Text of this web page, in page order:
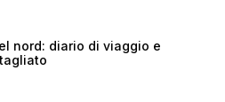
nord: diario di viaggio e